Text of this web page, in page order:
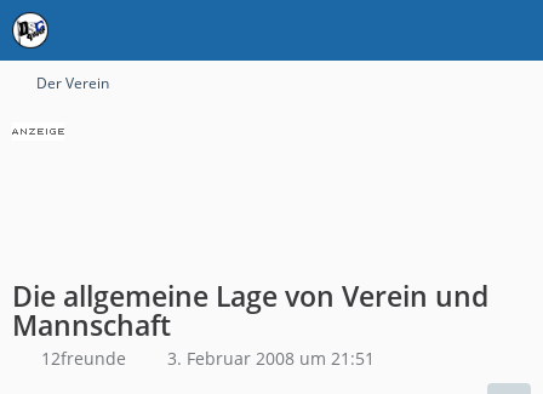
Der Verein
Die allgemeine Lage von Verein und
Mannschaft
12freunde 3. Februar 2008 um 21:51